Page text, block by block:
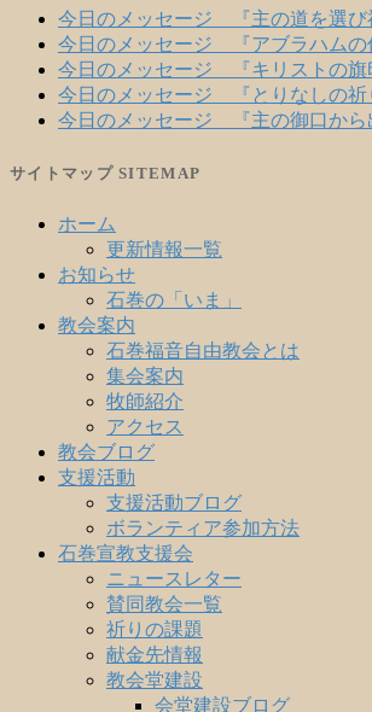
今日のメッセージ 『主の道を選び
今日のメッセージ 『アブラハムの
今日のメッセージ 『キリストの旗
今日のメッセージ 『とりなしの祈
今日のメッセージ 『主の御口から
サイトマップ SITEMAP
ホーム
更新情報一覧
お知らせ
石巻の「いま」
教会案内
石巻福音自由教会とは
集会案内
牧師紹介
アクセス
教会ブログ
支援活動
支援活動ブログ
ボランティア参加方法
石巻宣教支援会
ニュースレター
賛同教会一覧
祈りの課題
献金先情報
教会堂建設
会堂建設ブログ